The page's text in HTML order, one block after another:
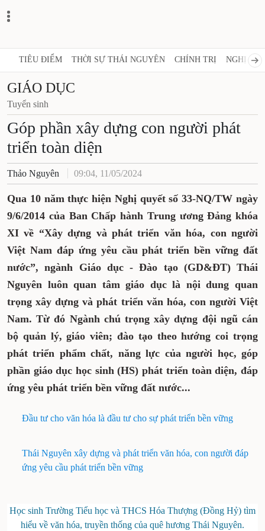
TIÊU ĐIỂM THỜI SỰ THÁI NGUYÊN CHÍNH TRỊ NGHỊ
GIÁO DỤC
Tuyển sinh
Góp phần xây dựng con người phát
triển toàn diện
Thảo Nguyên 09:04, 11/05/2024
Qua 10 năm thực hiện Nghị quyết số 33-NQ/TW ngày
9/6/2014 của Ban Chấp hành Trung ương Đảng khóa
XI về “Xây dựng và phát triển văn hóa, con người
Việt Nam đáp ứng yêu cầu phát triển bền vững đất
nước”, ngành Giáo dục - Đào tạo (GD&ĐT) Thái
Nguyên luôn quan tâm giáo dục là nội dung quan
trọng xây dựng và phát triển văn hóa, con người Việt
Nam. Từ đó Ngành chú trọng xây dựng đội ngũ cán
bộ quản lý, giáo viên; đào tạo theo hướng coi trọng
phát triển phẩm chất, năng lực của người học, góp
phần giáo dục học sinh (HS) phát triển toàn diện, đáp
ứng yêu phát triển bền vững đất nước...
Đầu tư cho văn hóa là đầu tư cho sự phát triển bền vững
Thái Nguyên xây dựng và phát triển văn hóa, con người đáp
ứng yêu cầu phát triển bền vững
Học sinh Trường Tiểu học và THCS Hóa Thượng (Đồng Hỷ) tìm
hiểu về văn hóa, truyền thống của quê hương Thái Nguyên.